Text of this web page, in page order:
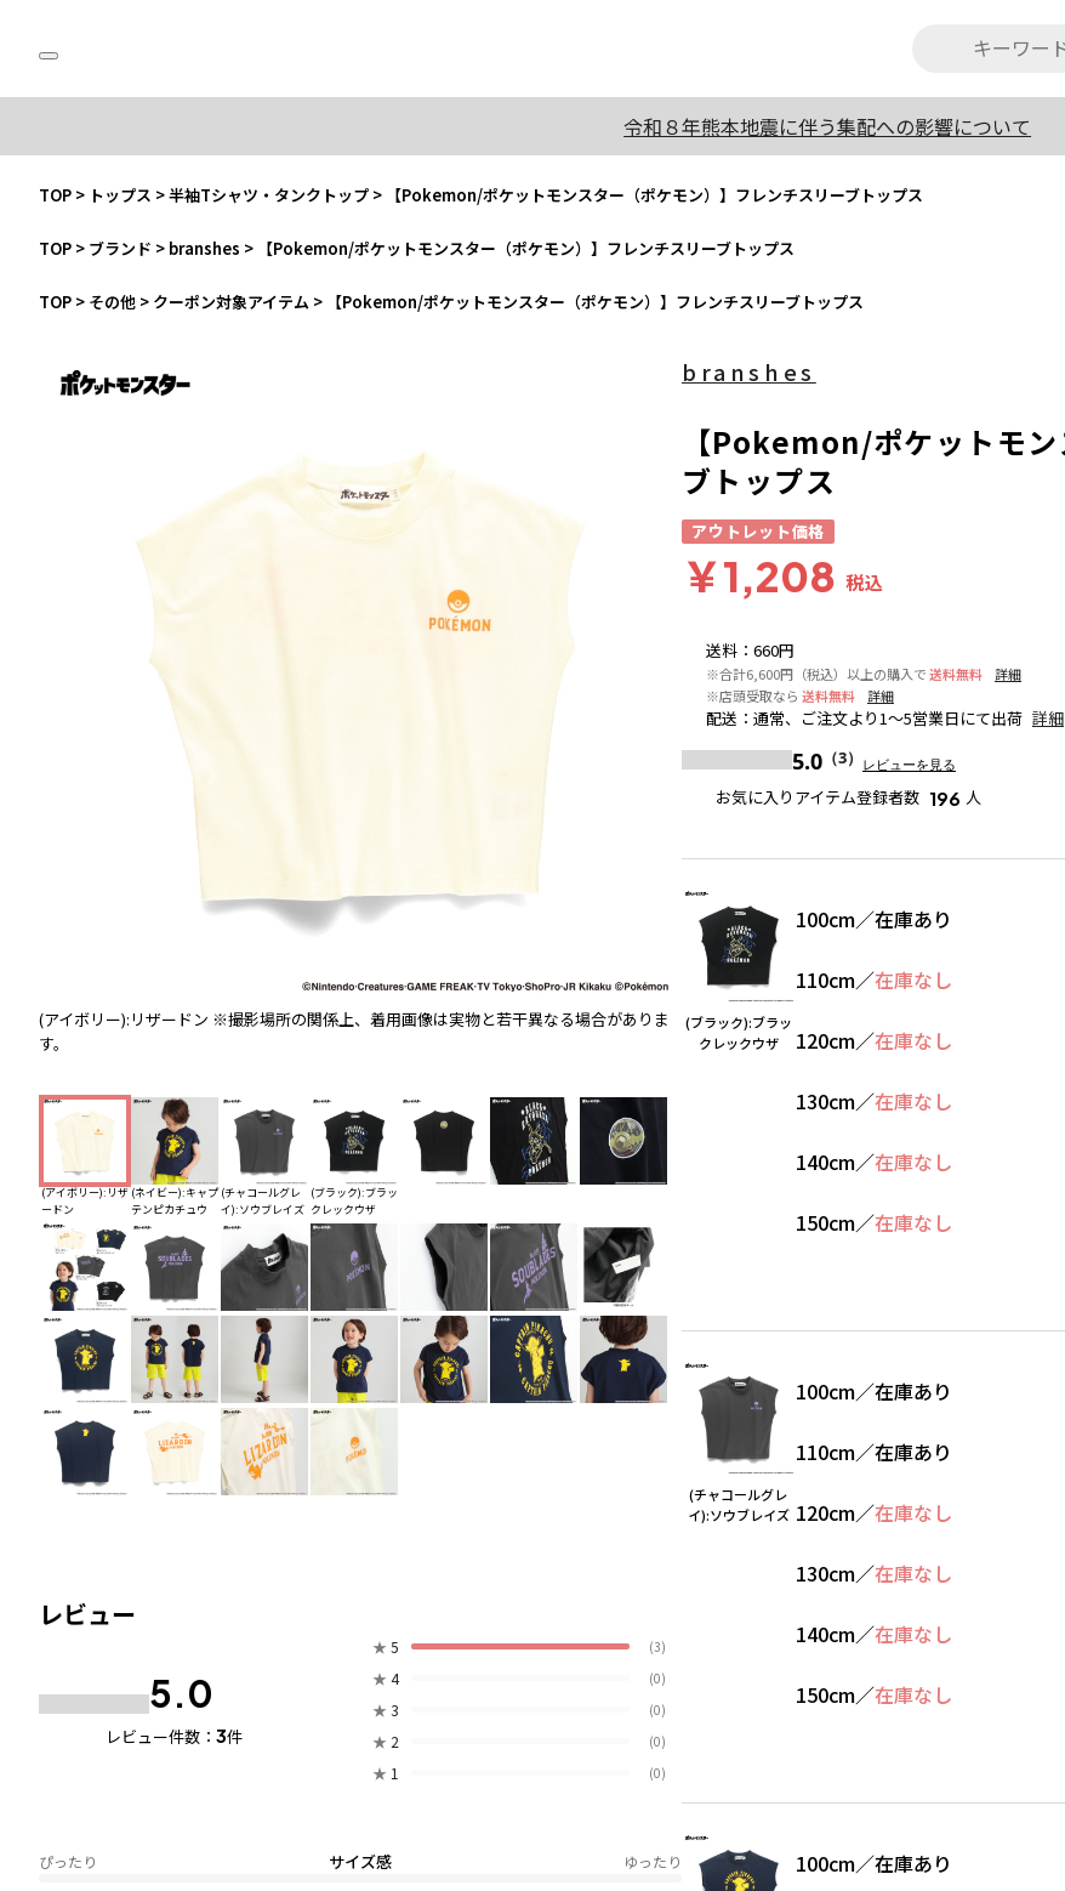
令和８年熊本地震に伴う集配への影響について
TOP > トップス >半袖Tシャツ・タンクトップ > 【Pokemon/ポケットモンスター（ポケモン）】フレンチスリーブトップス
TOP > ブランド > branshes > 【Pokemon/ポケットモンスター（ポケモン）】フレンチスリーブトップス
TOP > その他 > クーポン対象アイテム > 【Pokemon/ポケットモンスター（ポケモン）】フレンチスリーブトップス
(アイボリー):リザードン ※撮影場所の関係上、着用画像は実物と若干異なる場合がありま
す。
(ネイビー):キャプテンピカチュウ
があります。
(アイボリー):リザ
ードン
(ネイビー):キャプ
テンピカチュウ
(チャコールグレ
イ):ソウブレイズ
(ブラック):ブラッ
クレックウザ
レビュー
5.0
レビュー件数： 3件
★ 5 (3)
★ 4 (0)
★ 3 (0)
★ 2 (0)
★ 1 (0)
サイズ感
ぴったり ゆったり
送料 ： 660円
※合計6,600円（税込）以上の購入で送料無料
詳細
※店頭受取なら 送料無料 詳細
配送 ： 通常、ご注文より1～5営業日にて出荷 詳細
5.0 （3） レビューを見る
お気に入りアイテム登録者数 196 人
branshes
【Pokemon/ポケットモ
ブトップス
アウトレット価格
￥1,208 税込
(ブラック):ブラッ
クレックウザ
100cm／在庫あり
110cm／在庫なし
120cm／在庫なし
130cm／在庫なし
140cm／在庫なし
150cm／在庫なし
(チャコールグレ
イ):ソウブレイズ
100cm／在庫あり
110cm／在庫あり
120cm／在庫なし
130cm／在庫なし
140cm／在庫なし
150cm／在庫なし
100cm／在庫あり